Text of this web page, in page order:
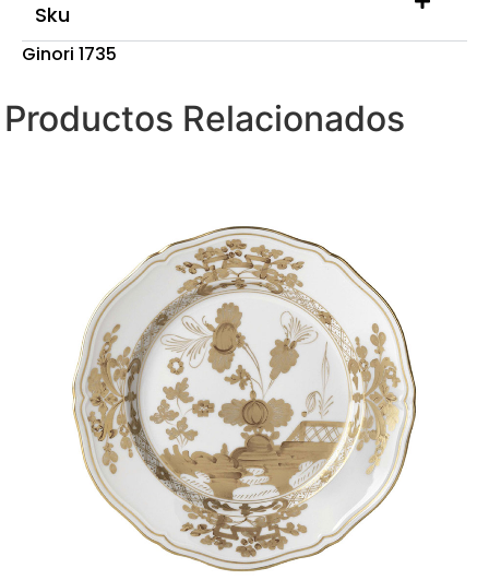
Sku
Ginori 1735
Productos Relacionados